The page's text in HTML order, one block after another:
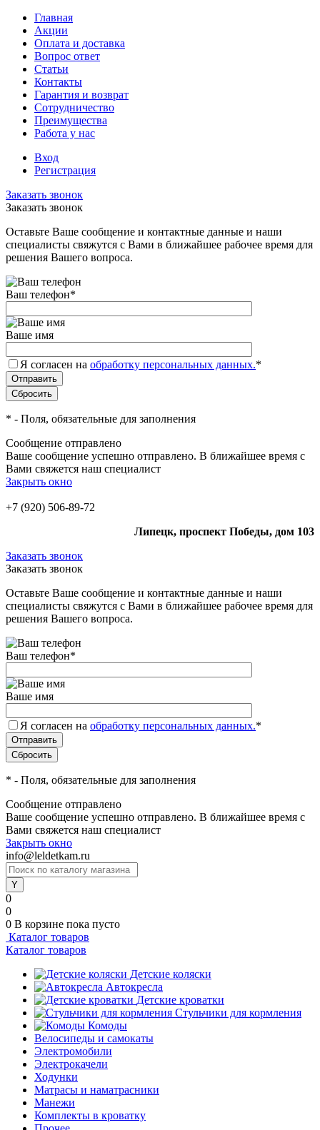
Главная
Акции
Оплата и доставка
Вопрос ответ
Статьи
Контакты
Гарантия и возврат
Сотрудничество
Преимущества
Работа у нас
Вход
Регистрация
Заказать звонок
Заказать звонок
Оставьте Ваше сообщение и контактные данные и наши
специалисты свяжутся с Вами в ближайшее рабочее время для
решения Вашего вопроса.
Ваш телефон*
Ваше имя
Я согласен на обработку персональных данных.*
* - Поля, обязательные для заполнения
Сообщение отправлено
Ваше сообщение успешно отправлено. В ближайшее время с
Вами свяжется наш специалист
Закрыть окно
+7 (920) 506-89-72
Липецк, проспект Победы, дом 103
Заказать звонок
Заказать звонок
Оставьте Ваше сообщение и контактные данные и наши
специалисты свяжутся с Вами в ближайшее рабочее время для
решения Вашего вопроса.
Ваш телефон*
Ваше имя
Я согласен на обработку персональных данных.*
* - Поля, обязательные для заполнения
Сообщение отправлено
Ваше сообщение успешно отправлено. В ближайшее время с
Вами свяжется наш специалист
Закрыть окно
info@leldetkam.ru
0
0
0 В корзине пока пусто
Каталог товаров
Каталог товаров
Детские коляски
Автокресла
Детские кроватки
Стульчики для кормления
Комоды
Велосипеды и самокаты
Электромобили
Электрокачели
Ходунки
Матрасы и наматрасники
Манежи
Комплекты в кроватку